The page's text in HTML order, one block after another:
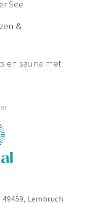
See
&
en sauna met
49459, Lembruch